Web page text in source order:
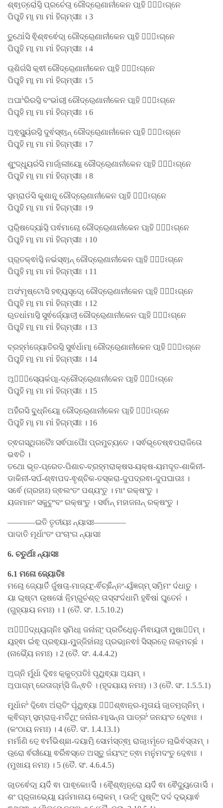
ଶ୍ଵା॒ତ୍ରୋ॑ସି॒ ପ୍ରଚେ॑ତା॒ ରୌଦ୍ରେ॒ଣାନୀ॑କେନ ପା॒ହି ମା᳚ଽଗ୍ନେ
ପିପୃ॒ହି ମା॒ ମା ମା॑ ହିଗ୍​ମ୍ସୀଃ । 3
ତୁ॒ଥୋ॑ସି ଵି॒ଶ୍ଵଵେ॑ଦା॒ ରୌଦ୍ରେ॒ଣାନୀ॑କେନ ପା॒ହି ମା᳚ଽଗ୍ନେ
ପିପୃ॒ହି ମା॒ ମା ମା॑ ହିଗ୍​ମ୍ସୀଃ । 4
ଉ॒ଶିଗ॑ସି କ॒ଵୀ ରୌଦ୍ରେ॒ଣାନୀ॑କେନ ପା॒ହି ମା᳚ଽଗ୍ନେ
ପିପୃ॒ହି ମା॒ ମା ମା॑ ହିଗ୍​ମ୍ସୀଃ । 5
ଅଘାଂ॑ରିରସି॒ ବଂଭା॑ରୀ॒ ରୌଦ୍ରେ॒ଣାନୀ॑କେନ ପା॒ହି ମା᳚ଽଗ୍ନେ
ପିପୃ॒ହି ମା॒ ମା ମା॑ ହିଗ୍​ମ୍ସୀଃ । 6
ଅ॒ଵ॒ସ୍ୟୁ॑ରସି॒ ଦୁଵ॑ସ୍ଵା॒ନ୍ ରୌଦ୍ରେ॒ଣାନୀ॑କେନ ପା॒ହି ମା᳚ଽଗ୍ନେ
ପିପୃ॒ହି ମା॒ ମା ମା॑ ହିଗ୍​ମ୍ସୀଃ । 7
ଶୁଂ॒ଦ୍ଧ୍ୟୂର॑ସି ମାର୍ଜା॒ଲୀୟୋ॒ ରୌଦ୍ରେ॒ଣାନୀ॑କେନ ପା॒ହି ମା᳚ଽଗ୍ନେ
ପିପୃ॒ହି ମା॒ ମା ମା॑ ହିଗ୍​ମ୍ସୀଃ । 8
ସ॒ମ୍ରାଡ॑ସି କୃ॒ଶାନୂ॒ ରୌଦ୍ରେ॒ଣାନୀ॑କେନ ପା॒ହି ମା᳚ଽଗ୍ନେ
ପିପୃ॒ହି ମା॒ ମା ମା॑ ହିଗ୍​ମ୍ସୀଃ । 9
ପ॒ରି॒ଷଦ୍ୟୋ॑ସି॒ ପଵ॑ମାନୋ॒ ରୌଦ୍ରେ॒ଣାନୀ॑କେନ ପା॒ହି ମା᳚ଽଗ୍ନେ
ପିପୃ॒ହି ମା॒ ମା ମା॑ ହିଗ୍​ମ୍ସୀଃ । 10
ପ୍ର॒ତକ୍ଵା॑ସି॒ ନଭ॑ସ୍ଵା॒ନ୍ ରୌଦ୍ରେ॒ଣାନୀ॑କେନ ପା॒ହି ମା᳚ଽଗ୍ନେ
ପିପୃ॒ହି ମା॒ ମା ମା॑ ହିଗ୍​ମ୍ସୀଃ । 11
ଅସଂ॑ମୃଷ୍ଟୋସି ହଵ୍ୟ॒ସୂଦୋ॒ ରୌଦ୍ରେ॒ଣାନୀ॑କେନ ପା॒ହି ମା᳚ଽଗ୍ନେ
ପିପୃ॒ହି ମା॒ ମା ମା॑ ହିଗ୍​ମ୍ସୀଃ । 12
ଋ॒ତଧା॑ମାସି॒ ସୁଵ॑ର୍ଜ୍ୟୋତୀ॒ ରୌଦ୍ରେ॒ଣାନୀ॑କେନ ପା॒ହି ମା᳚ଽଗ୍ନେ
ପିପୃ॒ହି ମା॒ ମା ମା॑ ହିଗ୍​ମ୍ସୀଃ । 13
ବ୍ରହ୍ମ॑ଜ୍ୟୋତିରସି॒ ସୁଵ॑ର୍ଧାମା॒ ରୌଦ୍ରେ॒ଣାନୀ॑କେନ ପା॒ହି ମା᳚ଽଗ୍ନେ
ପିପୃ॒ହି ମା॒ ମା ମା॑ ହିଗ୍​ମ୍ସୀଃ । 14
ଅ॒ଜୋ᳚ସ୍ୟେକ॑ପା॒-ଦ୍ରୌଦ୍ରେ॒ଣାନୀ॑କେନ ପା॒ହି ମା᳚ଽଗ୍ନେ
ପିପୃ॒ହି ମା॒ ମା ମା॑ ହିଗ୍​ମ୍ସୀଃ । 15
ଅହି॑ରସି ବୁ॒ଧ୍ନିୟୋ॒ ରୌଦ୍ରେ॒ଣାନୀ॑କେନ ପା॒ହି ମା᳚ଽଗ୍ନେ
ପିପୃ॒ହି ମା॒ ମା ମା॑ ହିଗ୍​ମ୍ସୀଃ । 16
ତ୍ଵଗସ୍ଥିଗତୈଃ ସର୍ଵପାପୈଃ ପ୍ରମୁଚ୍ୟତେ । ସର୍ଵଭୂତେଷ୍ଵପରାଜିତୋ
ଭଵତି ।
ତଥୋ ଭୂତ-ପ୍ରେତ-ପିଶାଚ-ବ୍ରହ୍ମରାକ୍ଷସ-ୟକ୍ଷ-ୟମଦୂତ-ଶାକିନୀ-
ଡାକିନୀ-ସର୍ପ-ଶ୍ଵାପଦ-ଵୃଶ୍ଚିକ-ତସ୍କରା-ଦୁପଦ୍ରଵା-ଦୁପଘାତାଃ ।
ସର୍ଵେ (ଗ୍ରହାଃ) ଜ୍ଵଲଂତଂ ପଶ୍ୟଂତୁ । ମାଂ ରକ୍ଷଂତୁ ।
ୟଜମାନଂ ସକୁଟୁଂବଂ ରକ୍ଷଂତୁ । ସର୍ଵାନ୍ ମହାଜନାନ୍ ରକ୍ଷଂତୁ ।
———–ଇତି ତୃତୀୟଃ ନ୍ୟାସଃ————
ପାଦାତି ମୂର୍ଧାଂତଂ ପଂଚାଂଗ ନ୍ୟାସଃ
6. ଚତୁର୍ଥଃ ନ୍ୟାସଃ
6.1 ମନୋ ଜ୍ୟୋତିଃ
ମନୋ॒ ଜ୍ୟୋତି॑ ର୍ଜୁଷତା॒-ମାଜ୍ୟଂ॒-ଵିଁଚ୍ଛି॑ନ୍ନଂ-ୟଁ॒ଜ୍ଞଗ୍​ମ୍ ସମି॒ମଂ ଦ॑ଧାତୁ ।
ୟା ଇ॒ଷ୍ଟା ଉ॒ଷସୋ॑ ନି॒ମ୍ରୁଚ॑ଶ୍ଚ॒ ତାସ୍ସଂଦ॑ଧାମି ହ॒ଵିଷା॑ ଘୃ॒ତେନ॑ ।
(ଗୁହ୍ୟାୟ ନମଃ) । 1 (ତୈ. ସଂ. 1.5.10.2)
ଅବୋ᳚ଦ୍ଧ୍ୟ॒ଗ୍ନିଃ ସ॒ମିଧା॒ ଜନା॑ନାଂ॒ ପ୍ରତି॑ଧେ॒ନୁ-ମି॑ଵାୟ॒ତୀ ମୁ॒ଷାସ᳚ମ୍ ।
ୟ॒ହ୍ଵା ଇ॑ଵ॒ ପ୍ରଵ॒ୟା-ମୁ॒ଜ୍ଜିହା॑ନାଃ॒ ପ୍ରଭା॒ନଵଃ॑ ସିସ୍ରତେ॒ ନାକ॒ମଚ୍ଛ॑ ।
(ନାଭ୍ୟୈ ନମଃ) । 2 (ତୈ. ସଂ. 4.4.4.2)
ଅ॒ଗ୍ନି ର୍ମୂ॒ର୍ଧା ଦି॒ଵଃ କ॒କୁତ୍ପତିଃ॑ ପୃଥି॒ଵ୍ୟା ଅ॒ୟମ୍ ।
ଅ॒ପାଗ୍​ମ୍ ରେତାଗ୍​ମ୍॑ସି ଜିନ୍ଵତି । (ହୃଦୟାୟ ନମଃ) । 3 (ତୈ. ସଂ. 1.5.5.1)
ମୂ॒ର୍ଧାନଂ॑ ଦି॒ଵୋ ଅ॑ର॒ତିଂ ପୃ॑ଥି॒ଵ୍ୟା ଵୈ᳚ଶ୍ଵାନ॒ର-ମୃ॒ତାୟ॑ ଜା॒ତମ॒ଗ୍ନିମ୍ ।
କ॒ଵିଗ୍​ମ୍ ସ॒ମ୍ରାଜ॒-ମତି॑ଥିଂ॒ ଜନା॑ନା-ମା॒ସନ୍ନା ପାତ୍ରଂ॑ ଜନୟଂତ ଦେ॒ଵାଃ ।
(କଂଠାୟ ନମଃ) । 4 (ତୈ. ସଂ. 1.4.13.1)
ମର୍ମା॑ଣି ତେ॒ ଵର୍ମ॑ଭିଶ୍ଛା-ଦୟାମି॒ ସୋମ॑ସ୍ତ୍ଵା॒ ରାଜା॒ଽମୃ॑ତେ ନା॒ଭିଵ॑ସ୍ତାମ୍ ।
ଉ॒ରୋ ର୍ଵରୀ॑ୟୋ॒ ଵରି॑ଵସ୍ତେ ଅସ୍ତୁ॒ ଜ॑ୟଂତଂ॒ ତ୍ଵା ମନୁ॑ମଦଂତୁ ଦେ॒ଵାଃ ।
(ମୁଖାୟ ନମଃ) । 5 (ତୈ. ସଂ. 4.6.4.5)
ଜା॒ତଵେ॑ଦା॒ ୟଦି॑ ଵା ପାଵ॒କୋଽସି॑ । ଵୈ॒ଶ୍ଵା॒ନ॒ରୋ ୟଦି॑ ଵା ଵୈଦ୍ୟୁ॒ତୋଽସି॑ ।
ଶଂ ପ୍ର॒ଜାଭ୍ୟୋ॒ ୟଜ॑ମାନାୟ ଲୋ॒କମ୍ । ଊର୍ଜଂ॒ ପୁଷ୍ଟିଂ॒ ଦଦ॑ ଦ॒ଭ୍ୟାଵ॑